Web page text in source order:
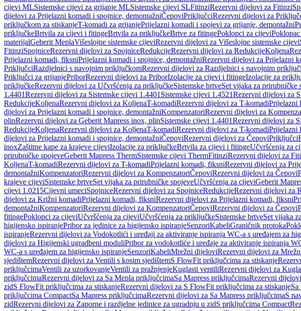
cijevi MLSistemske cijevi za grijanje MLSistemske cijevi SLFitinziRezervni dijelovi za Fitinzi
dijelovi za Prijelazni komadi i spojnice, demontažniČepoviPriključciRezervni dijelovi za
priključkom za stiskanjeT-komadi za grijanjePrijelazni komadi i spojevi za grijanje, demontažni
priključkeBrtvila za cijevi i fitingeBrtvila za priključkeBrtve za fitingePoklopci za cijevi
materijalGeberit MeplaVišeslojne sistemske cijeviRezervni dijelovi za Višeslojne sistemske cijevi
FitinziSpojniceRezervni dijelovi za SpojniceRedukcijeRezervni dijelovi za RedukcijeKoljena
Prijelazni komadi, fiksniPrijelazni komadi i spojnice, demontažniRezervni dijelovi za Prijelazni
PriključciRazdjelnici s navojnim priključkomRezervni dijelovi za Razdjelnici s navojnim
Priključci za grijanjePriborRezervni dijelovi za PriborIzolacije za cijevi i fitingeIzolacije za
priključkeRezervni dijelovi za Učvršćenja za priključkeSistemske brtveSet vijaka za prirubničke
1.4401Rezervni dijelovi za Sistemske cijevi 1.4401 Sistemske cijevi 1.4521Rezervni dijelovi za
RedukcijeKoljenaRezervni dijelovi za KoljenaT-komadiRezervni dijelovi za T-komadiPrijelazni
dijelovi za Prijelazni komadi i spojnice, demontažniKompenzatoriRezervni dijelovi za
plinRezervni dijelovi za Geberit Mapress inox, plinSistemske cijevi 1.4401Rezervni dijelovi za
RedukcijeKoljenaRezervni dijelovi za KoljenaT-komadiRezervni dijelovi za T-komadiPrijelazni
dijelovi za Prijelazni komadi i spojnice, demontažniČepoviRezervni dijelovi za ČepoviPriključci
inoxZaštitne kape za krajeve cijeviIzolacije za priključkeBrtvila za cijevi i fitingeUčvršćenja za
prirubničke spojeveGeberit Mapress ThermSistemske cijevi ThermFitinziRezervni dijelovi za
KoljenaT-komadiRezervni dijelovi za T-komadiPrijelazni komadi, fiksniRezervni dijelovi za
demontažniKompenzatoriRezervni dijelovi za KompenzatoriČepoviRezervni dijelovi za Čepovi
krajeve cijeviSistemske brtveSet vijaka za prirubničke spojeveUčvršćenja za cijeviGeberit
cijevi 1.0215Cijevni umeciSpojniceRezervni dijelovi za SpojniceRedukcijeRezervni dijelovi za
dijelovi za Križni komadiPrijelazni komadi, fiksniRezervni dijelovi za Prijelazni komadi, fiksni
demontažniKompenzatoriRezervni dijelovi za KompenzatoriČepoviRezervni dijelovi za Čepovi
fitingePoklopci za cijeviUčvršćenja za cijeviUčvršćenja za priključkeSistemske brtveSet vijaka
higijensko ispiranjePribor za jedinice za higijensko ispiranjeSenzoriKabeliGraničnik protoka
ispiranjeRezervni dijelovi za Vodokotlići i uređaji za aktiviranje ispiranja WC-a s uređajem za
dijelovi za Higijenski ugradbeni moduliPribor za vodokotliće i uređaje za aktiviranje ispiranja
WC-a s uređajem za higijensko ispiranjeSenzoriKabeliMrežni dijeloviRezervni dijelovi za
sjedištemRezervni dijelovi za Ventili s kosim sjedištemS FlowFit priključcima za stiskanje
priključcimaVentili za uzorkovanjeVentili za pražnjenjeKuglasti ventiliRezervni dijelovi za
priključcimaRezervni dijelovi za Sa Mepla priključcimaSa Mapress priključcimaRezervni
zidS FlowFit priključcima za stiskanjeRezervni dijelovi za S FlowFit priključcima za stiskanje
priključcima CompactSa Mapress priključcimaRezervni dijelovi za Sa Mapress priključcimaS
zidRezervni dijelovi za Zaporne i razdjelne jedinice za ugradnju u zidS priključcima Compact